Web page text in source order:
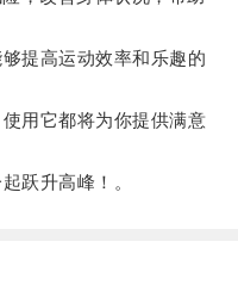
提高运动效率和乐趣的
用它都将为你提供满意
跃升高峰！。